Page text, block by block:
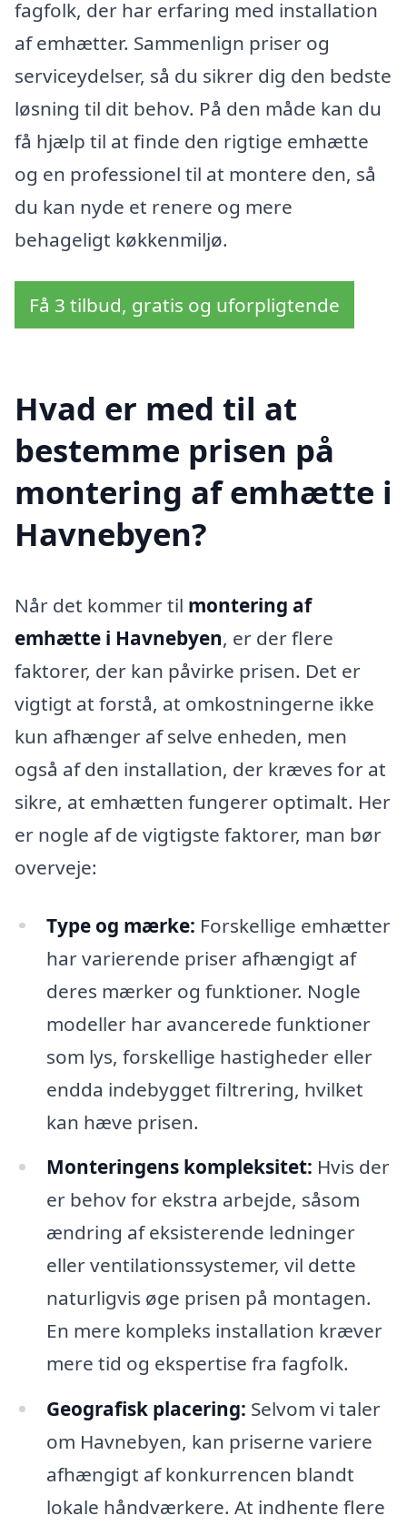
fagfolk, der har erfaring med installation
af emhætter. Sammenlign priser og
serviceydelser, så du sikrer dig den bedste
løsning til dit behov. På den måde kan du
få hjælp til at finde den rigtige emhætte
og en professionel til at montere den, så
du kan nyde et renere og mere
behageligt køkkenmiljø.
Få 3 tilbud, gratis og uforpligtende
Hvad er med til at
bestemme prisen på
montering af emhætte i
Havnebyen?
Når det kommer til montering af
emhætte i Havnebyen, er der flere
faktorer, der kan påvirke prisen. Det er
vigtigt at forstå, at omkostningerne ikke
kun afhænger af selve enheden, men
også af den installation, der kræves for at
sikre, at emhætten fungerer optimalt. Her
er nogle af de vigtigste faktorer, man bør
overveje:
Type og mærke: Forskellige emhætter
har varierende priser afhængigt af
deres mærker og funktioner. Nogle
modeller har avancerede funktioner
som lys, forskellige hastigheder eller
endda indebygget filtrering, hvilket
kan hæve prisen.
Monteringens kompleksitet: Hvis der
er behov for ekstra arbejde, såsom
ændring af eksisterende ledninger
eller ventilationssystemer, vil dette
naturligvis øge prisen på montagen.
En mere kompleks installation kræver
mere tid og ekspertise fra fagfolk.
Geografisk placering: Selvom vi taler
om Havnebyen, kan priserne variere
afhængigt af konkurrencen blandt
lokale håndværkere. At indhente flere